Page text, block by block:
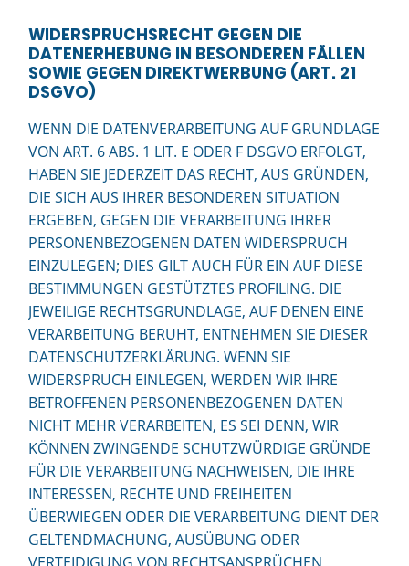
WIDERSPRUCHSRECHT GEGEN DIE
DATENERHEBUNG IN BESONDEREN FÄLLEN
SOWIE GEGEN DIREKTWERBUNG (ART. 21
DSGVO)
WENN DIE DATENVERARBEITUNG AUF GRUNDLAGE
VON ART. 6 ABS. 1 LIT. E ODER F DSGVO ERFOLGT,
HABEN SIE JEDERZEIT DAS RECHT, AUS GRÜNDEN,
DIE SICH AUS IHRER BESONDEREN SITUATION
ERGEBEN, GEGEN DIE VERARBEITUNG IHRER
PERSONENBEZOGENEN DATEN WIDERSPRUCH
EINZULEGEN; DIES GILT AUCH FÜR EIN AUF DIESE
BESTIMMUNGEN GESTÜTZTES PROFILING. DIE
JEWEILIGE RECHTSGRUNDLAGE, AUF DENEN EINE
VERARBEITUNG BERUHT, ENTNEHMEN SIE DIESER
DATENSCHUTZERKLÄRUNG. WENN SIE
WIDERSPRUCH EINLEGEN, WERDEN WIR IHRE
BETROFFENEN PERSONENBEZOGENEN DATEN
NICHT MEHR VERARBEITEN, ES SEI DENN, WIR
KÖNNEN ZWINGENDE SCHUTZWÜRDIGE GRÜNDE
FÜR DIE VERARBEITUNG NACHWEISEN, DIE IHRE
INTERESSEN, RECHTE UND FREIHEITEN
ÜBERWIEGEN ODER DIE VERARBEITUNG DIENT DER
GELTENDMACHUNG, AUSÜBUNG ODER